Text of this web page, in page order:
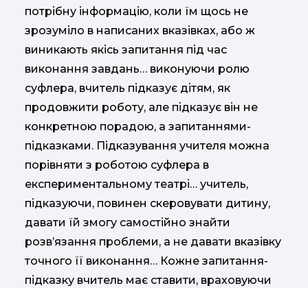
потрібну інформацію, коли їм щось не
зрозуміло в написаних вказівках, або ж
виникають якісь запитання під час
виконання завдань… виконуючи ролю
суфлера, вчитель підказує дітям, як
продовжити роботу, але підказує він не
конкретною порадою, а запитаннями-
підказками. Підказування учителя можна
порівняти з роботою суфлера в
експериментальному театрі… учитель,
підказуючи, повинен скеровувати дитину,
давати їй змогу самостійно знайти
розв’язання проблеми, а не давати вказівку
точного її виконання… Кожне запитання-
підказку вчитель має ставити, враховуючи